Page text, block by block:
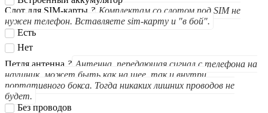
Слот для SIM-карты ? Комплектам со слотом под SIM не
нужен телефон. Вставляете sim-карту и "в бой".
Есть
Нет
Петля антенна ? Антенна, передающая сигнал с телефона на
наушник, может быть как на шее, так и внутри
портативного бокса. Тогда никаких лишних проводов не
будет.
Без проводов